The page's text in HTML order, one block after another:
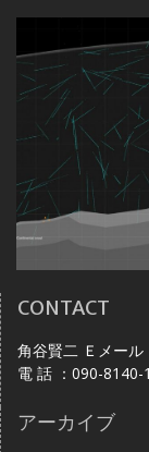
CONTACT
角谷賢二 Ｅメー
電 話 ：090-8140-
アーカイブ